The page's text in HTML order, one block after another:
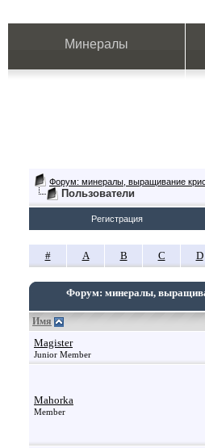
Минералы
Форум: минералы, выращивание
Пользователи
Регистрация
# A B C D
Форум: минералы,
Имя
Magister
Junior Member
Mahorka
Member